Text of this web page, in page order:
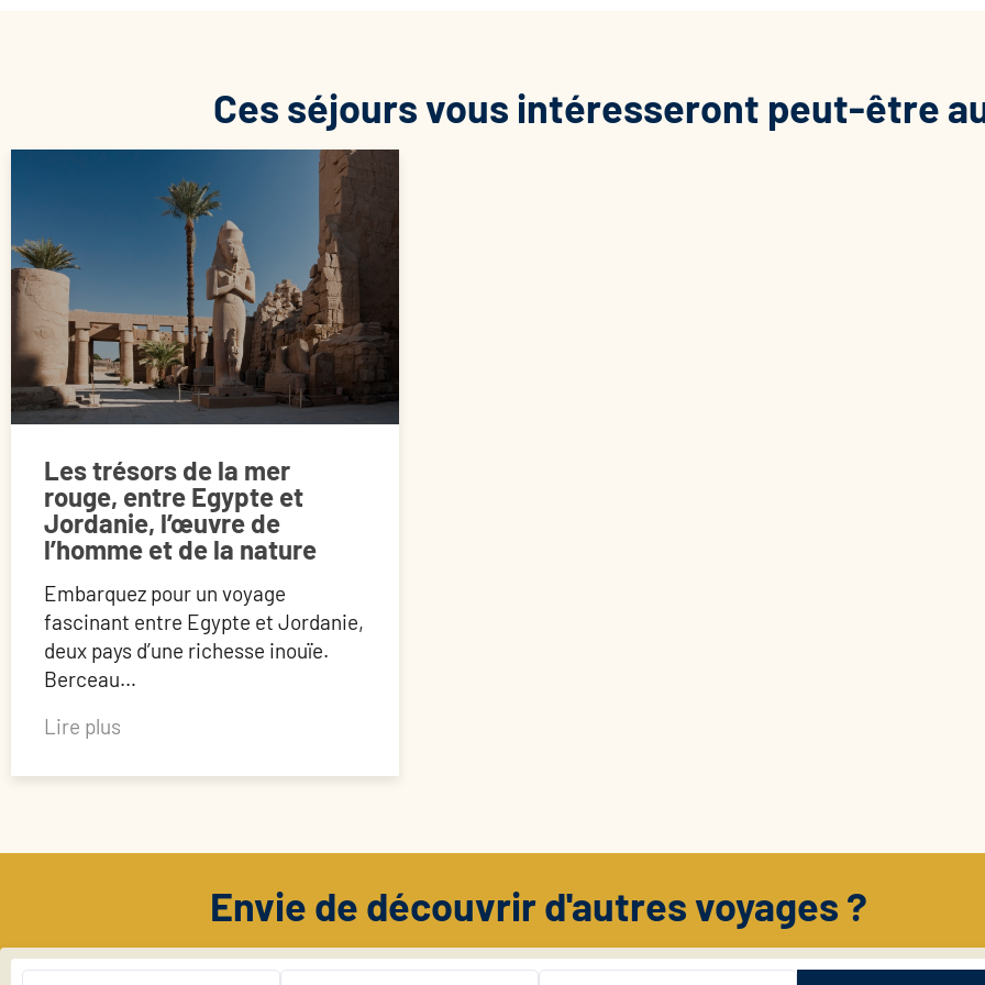
Ces séjours vous intéresseront peut-être
Les trésors de la mer
rouge, entre Egypte et
Jordanie, l’œuvre de
l’homme et de la nature
Embarquez pour un voyage
fascinant entre Egypte et Jordanie,
deux pays d’une richesse inouïe.
Berceau…
Lire plus
Envie de découvrir d'autres voyages ?